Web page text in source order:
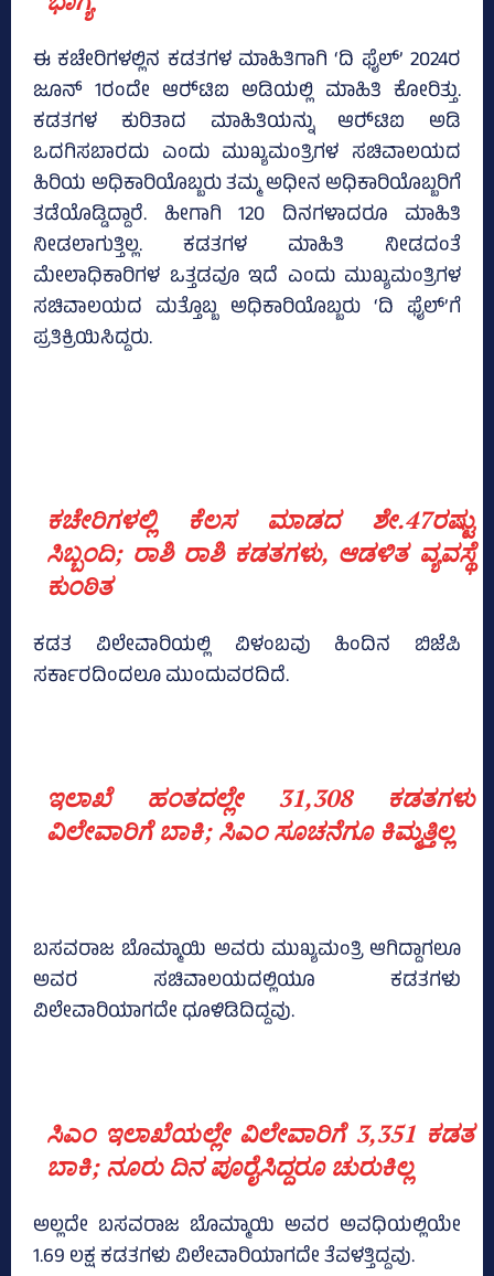
ಈ ಕಚೇರಿಗಳಲ್ಲಿನ ಕಡತಗಳ ಮಾಹಿತಿಗಾಗಿ ‘ದಿ ಫೈಲ್‌’ 2024ರ
ಜೂನ್‌ 1ರಂದೇ ಆರ್‍‌ಟಿಐ ಅಡಿಯಲ್ಲಿ ಮಾಹಿತಿ ಕೋರಿತ್ತು.
ಕಡತಗಳ ಕುರಿತಾದ ಮಾಹಿತಿಯನ್ನು ಆರ್‍‌ಟಿಐ ಅಡಿ
ಒದಗಿಸಬಾರದು ಎಂದು ಮುಖ್ಯಮಂತ್ರಿಗಳ ಸಚಿವಾಲಯದ
ಹಿರಿಯ ಅಧಿಕಾರಿಯೊಬ್ಬರು ತಮ್ಮ ಅಧೀನ ಅಧಿಕಾರಿಯೊಬ್ಬರಿಗೆ
ತಡೆಯೊಡ್ಡಿದ್ದಾರೆ. ಹೀಗಾಗಿ 120 ದಿನಗಳಾದರೂ ಮಾಹಿತಿ
ನೀಡಲಾಗುತ್ತಿಲ್ಲ. ಕಡತಗಳ ಮಾಹಿತಿ ನೀಡದಂತೆ
ಮೇಲಾಧಿಕಾರಿಗಳ ಒತ್ತಡವೂ ಇದೆ ಎಂದು ಮುಖ್ಯಮಂತ್ರಿಗಳ
ಸಚಿವಾಲಯದ ಮತ್ತೊಬ್ಬ ಅಧಿಕಾರಿಯೊಬ್ಬರು ‘ದಿ ಫೈಲ್‌’ಗೆ
ಪ್ರತಿಕ್ರಿಯಿಸಿದ್ದರು.
ಕಚೇರಿಗಳಲ್ಲಿ ಕೆಲಸ ಮಾಡದ ಶೇ.47ರಷ್ಟು
ಸಿಬ್ಬಂದಿ; ರಾಶಿ ರಾಶಿ ಕಡತಗಳು, ಆಡಳಿತ ವ್ಯವಸ್ಥೆ
ಕುಂಠಿತ
ಕಡತ ವಿಲೇವಾರಿಯಲ್ಲಿ ವಿಳಂಬವು ಹಿಂದಿನ ಬಿಜೆಪಿ
ಸರ್ಕಾರದಿಂದಲೂ ಮುಂದುವರದಿದೆ.
ಇಲಾಖೆ ಹಂತದಲ್ಲೇ 31,308 ಕಡತಗಳು
ವಿಲೇವಾರಿಗೆ ಬಾಕಿ; ಸಿಎಂ ಸೂಚನೆಗೂ ಕಿಮ್ಮತ್ತಿಲ್ಲ
ಬಸವರಾಜ ಬೊಮ್ಮಾಯಿ ಅವರು ಮುಖ್ಯಮಂತ್ರಿ ಆಗಿದ್ದಾಗಲೂ
ಅವರ ಸಚಿವಾಲಯದಲ್ಲಿಯೂ ಕಡತಗಳು
ವಿಲೇವಾರಿಯಾಗದೇ ಧೂಳಿಡಿದಿದ್ದವು.
ಸಿಎಂ ಇಲಾಖೆಯಲ್ಲೇ ವಿಲೇವಾರಿಗೆ 3,351 ಕಡತ
ಬಾಕಿ; ನೂರು ದಿನ ಪೂರೈಸಿದ್ದರೂ ಚುರುಕಿಲ್ಲ
ಅಲ್ಲದೇ ಬಸವರಾಜ ಬೊಮ್ಮಾಯಿ ಅವರ ಅವಧಿಯಲ್ಲಿಯೇ
1.69 ಲಕ್ಷ ಕಡತಗಳು ವಿಲೇವಾರಿಯಾಗದೇ ತೆವಳತ್ತಿದ್ದವು.